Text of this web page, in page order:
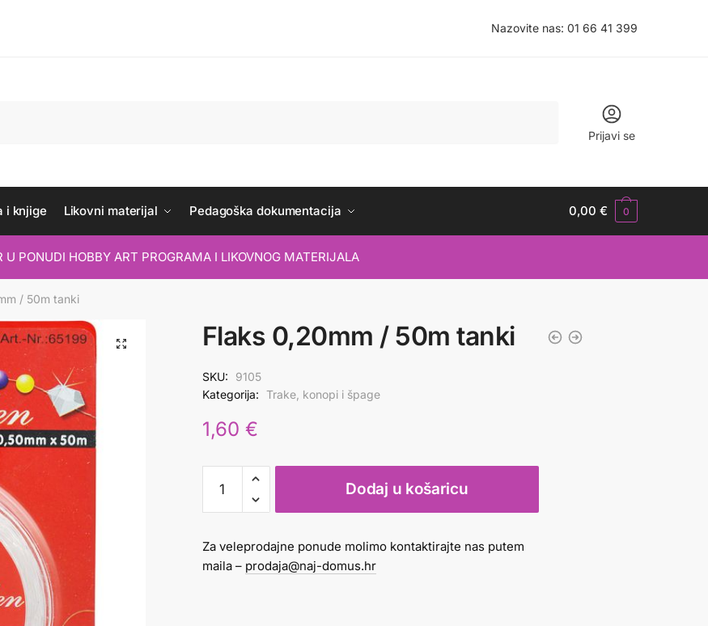
Nazovite nas: 01 66 41 399
Prijavi se
i knjige Likovni materijal Pedagoška dokumentacija 0,00€ 0
U PONUDI HOBBY ART PROGRAMA I LIKOVNOG MATERIJALA
/ 50m tanki
Flaks 0,20mm / 50m tanki
SKU:
9105
Kategorija: Trake, konopi i špage
1,60 €
0,20mm
/
tanki
količina
Dodaj u košaricu
Za veleprodajne ponude molimo kontaktirajte nas putem
maila – prodaja@naj-domus.hr